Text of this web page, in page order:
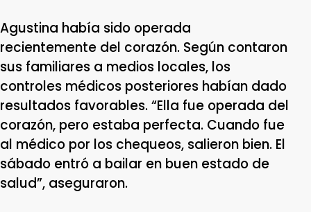
Agustina había sido operada
recientemente del corazón. Según contaron
sus familiares a medios locales, los
controles médicos posteriores habían dado
resultados favorables. “Ella fue operada del
corazón, pero estaba perfecta. Cuando fue
al médico por los chequeos, salieron bien. El
sábado entró a bailar en buen estado de
salud”, aseguraron.